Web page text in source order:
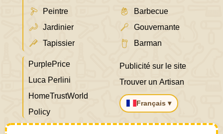
Peintre
Jardinier
Tapissier
Barbecue
Gouvernante
Barman
PurplePrice
Luca Perlini
HomeTrustWorld
Policy
Publicité sur le site
Trouver un Artisan
Français ▾